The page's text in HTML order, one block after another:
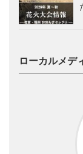
ローカルメデ